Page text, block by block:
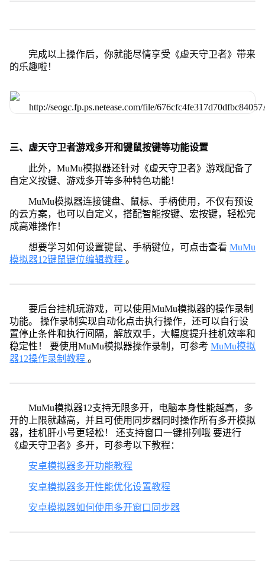
完成以上操作后，你就能尽情享受《虚天守卫者》带来
的乐趣啦！
三、虚天守卫者游戏多开和键鼠按键等功能设置
此外，MuMu模拟器还针对《虚天守卫者》游戏配备了
自定义按键、游戏多开等多种特色功能！
MuMu模拟器连接键盘、鼠标、手柄使用，不仅有预设
的云方案，也可以自定义，搭配智能按键、宏按键，轻松完
成高难操作！
想要学习如何设置键鼠、手柄键位，可点击查看 MuMu
模拟器12键鼠键位编辑教程 。
要后台挂机玩游戏，可以使用MuMu模拟器的操作录制
功能。 操作录制实现自动化点击执行操作，还可以自行设
置停止条件和执行间隔，解放双手，大幅度提升挂机效率和
稳定性！ 要使用MuMu模拟器操作录制，可参考 MuMu模拟
器12操作录制教程 。
MuMu模拟器12支持无限多开，电脑本身性能越高，多
开的上限就越高，并且可使用同步器同时操作所有多开模拟
器，挂机肝小号更轻松！ 还支持窗口一键排列哦 要进行
《虚天守卫者》多开，可参考以下教程：
安卓模拟器多开功能教程
安卓模拟器多开性能优化设置教程
安卓模拟器如何使用多开窗口同步器